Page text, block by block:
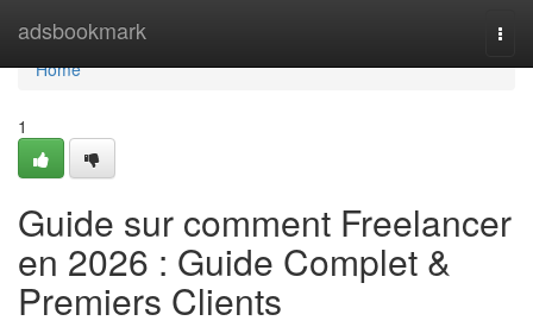
adsbookmark
Home
Home
1
Guide sur comment Freelancer
en 2026 : Guide Complet &
Premiers Clients